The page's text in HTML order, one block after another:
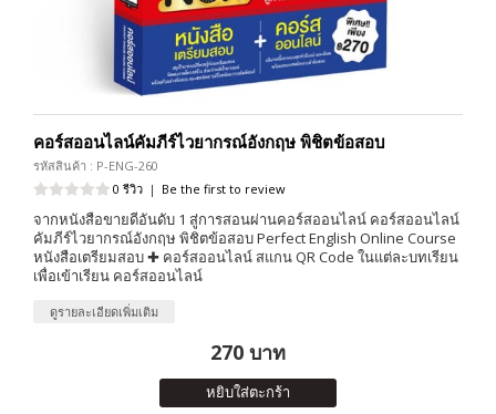
คอร์สออนไลน์คัมภีร์ไวยากรณ์อังกฤษ พิชิตข้อสอบ
รหัสสินค้า : P-ENG-260
0 รีวิว | Be the first to review
จากหนังสือขายดีอันดับ 1 สู่การสอนผ่านคอร์สออนไลน์ คอร์สออนไลน์
คัมภีร์ไวยากรณ์อังกฤษ พิชิตข้อสอบ Perfect English Online Course
หนังสือเตรียมสอบ ✚ คอร์สออนไลน์ สแกน QR Code ในแต่ละบทเรียน
เพื่อเข้าเรียน คอร์สออนไลน์
ดูรายละเอียดเพิ่มเติม
270 บาท
หยิบใส่ตะกร้า